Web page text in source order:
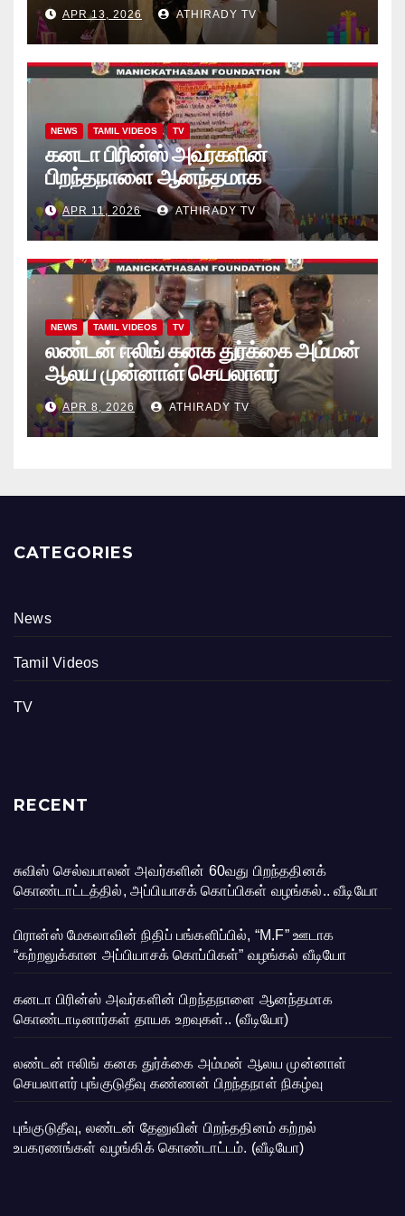
கொப்பிகள்” வழங்கல் வீடியோ
APR 13, 2026 ATHIRADY TV
NEWS TAMIL VIDEOS TV
கனடா பிரின்ஸ் அவர்களின்
பிறந்தநாளை ஆனந்தமாக
கொண்டாடினார்கள் தாயக உறவுகள்..
(வீடியோ)
APR 11, 2026 ATHIRADY TV
NEWS TAMIL VIDEOS TV
லண்டன் ஈலிங் கனக துர்க்கை அம்மன்
ஆலய முன்னாள் செயலாளர்
புங்குடுதீவு கண்ணன் பிறந்தநாள்
நிகழ்வு
APR 8, 2026 ATHIRADY TV
CATEGORIES
News
Tamil Videos
TV
RECENT
சுவிஸ் செல்வபாலன் அவர்களின் 60வது பிறந்ததினக்
கொண்டாட்டத்தில், அப்பியாசக் கொப்பிகள் வழங்கல்.. வீடியோ
பிரான்ஸ் மேகலாவின் நிதிப் பங்களிப்பில், “M.F” ஊடாக
“கற்றலுக்கான அப்பியாசக் கொப்பிகள்” வழங்கல் வீடியோ
கனடா பிரின்ஸ் அவர்களின் பிறந்தநாளை ஆனந்தமாக
கொண்டாடினார்கள் தாயக உறவுகள்.. (வீடியோ)
லண்டன் ஈலிங் கனக துர்க்கை அம்மன் ஆலய முன்னாள்
செயலாளர் புங்குடுதீவு கண்ணன் பிறந்தநாள் நிகழ்வு
புங்குடுதீவு, லண்டன் தேனுவின் பிறந்ததினம் கற்றல்
உபகரணங்கள் வழங்கிக் கொண்டாட்டம். (வீடியோ)